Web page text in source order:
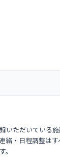
いただいている
絡・日程調整は